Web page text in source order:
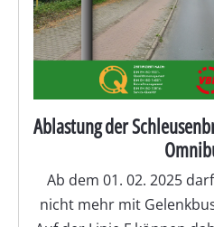
Ablastung der
Ab dem 01. 02. 2025
nicht mehr mit